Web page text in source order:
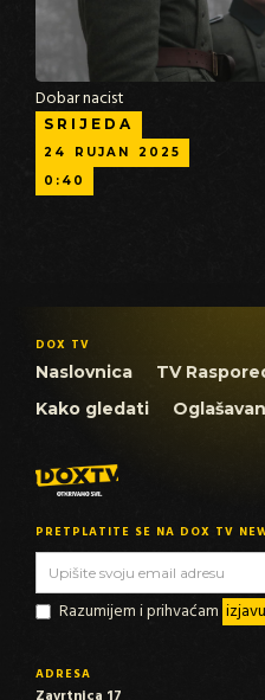
Dobar nacist
SRIJEDA
24 RUJAN
2025
0:40
DOX TV
Naslovnica TV
Kako gledati
PRETPLATITE SE NA DOX TV
Razumijem i prihvaćam
ADRESA